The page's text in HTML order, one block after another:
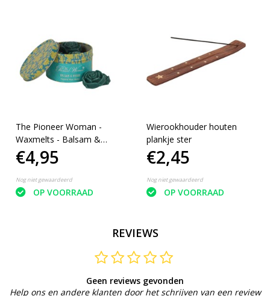
The Pioneer Woman -
Waxmelts - Balsam &
myrrh 10 stuks
€4,95
Nog niet gewaardeerd
OP VOORRAAD
Wierookhouder houten
plankje ster
€2,45
Nog niet gewaardeerd
OP VOORRAAD
REVIEWS
Geen reviews gevonden
Help ons en andere klanten door het schrijven van een review